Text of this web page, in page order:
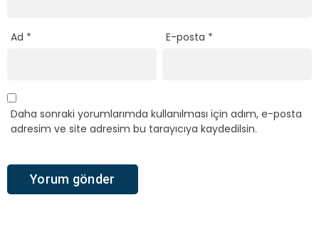
Ad * E-posta *
Daha sonraki yorumlarımda kullanılması için adım, e-posta
adresim ve site adresim bu tarayıcıya kaydedilsin.